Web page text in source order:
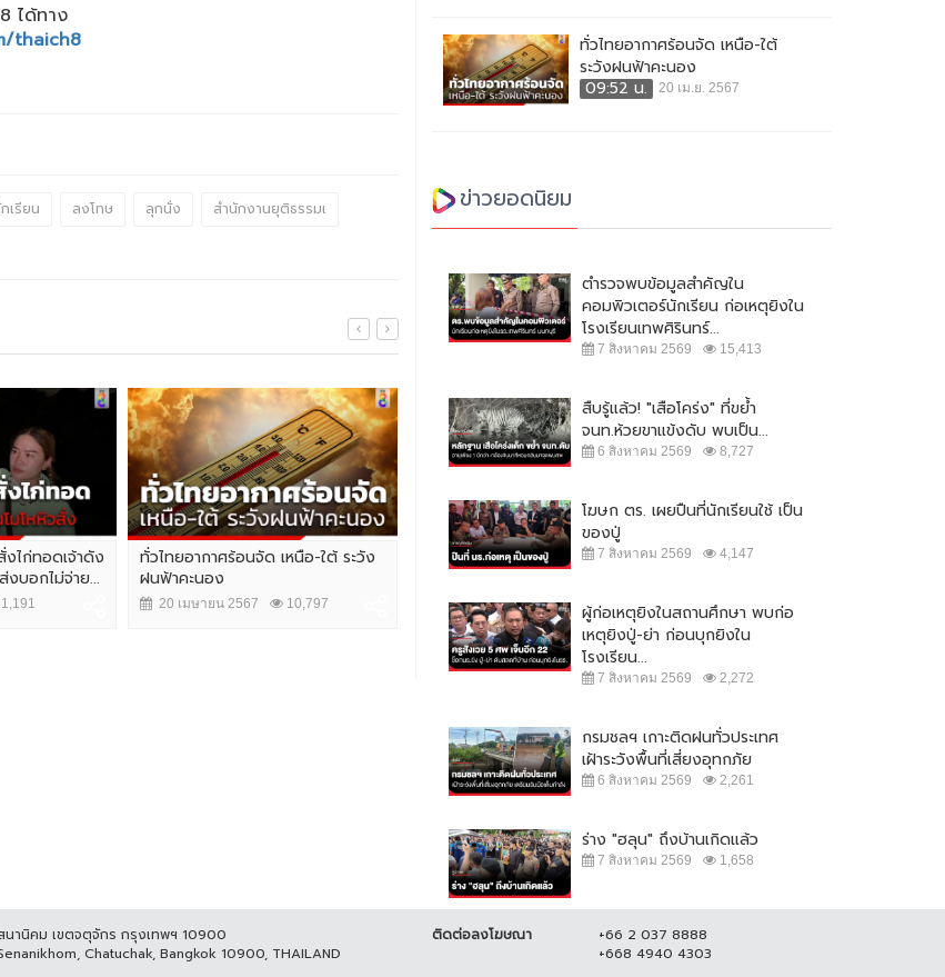
ได้ทาง
thaich8
เรียน ลงโทษ ลุกนั่ง
สำนักงานยุติธรรมเ
งไก่ทอดเจ้าดัง
บอกไม่จ่าย...
ทั่วไทยอากาศร้อนจัด เหนือ-ใต้ ระวัง
ฝนฟ้าคะนอง
20 เมษายน 2567 10,797
ดื่มด่ำส่งท้ายปีกับงาน Beer & Food
17 ธันวาคม 2566 7,954
ประชาชนร้อยละ 41.76 ชี้ ปิดผับตี 2
22 ตุลาคม 2566
ทั่วไทยอากาศร้อนจัด เหนือ-ใต้
ระวังฝนฟ้าคะนอง
09:52 น.
20 เม.ย. 2567
ข่าวยอดนิยม
ตำรวจพบข้อมูลสำคัญใน
คอมพิวเตอร์นักเรียน ก่อเหตุยิงใน
โรงเรียนเทพศิรินทร์...
7 สิงหาคม 2569 15,413
สืบรู้แล้ว! "เสือโคร่ง" ที่ขย้ำ
จนท.ห้วยขาแข้งดับ พบเป็น...
6 สิงหาคม 2569 8,727
โฆษก ตร. เผยปืนที่นักเรียนใช้ เป็น
ของปู่
7 สิงหาคม 2569 4,147
ผู้ก่อเหตุยิงในสถานศึกษา พบก่อ
เหตุยิงปู่-ย่า ก่อนบุกยิงใน
โรงเรียน...
7 สิงหาคม 2569 2,272
กรมชลฯ เกาะติดฝนทั่วประเทศ
เฝ้าระวังพื้นที่เสี่ยงอุทกภัย
6 สิงหาคม 2569 2,261
ร่าง "ฮลุน" ถึงบ้านเกิดแล้ว
7 สิงหาคม 2569 1,658
นานิคม เขตจตุจักร กรุงเทพฯ 10900
Chatuchak, Bangkok 10900, THAILAND
ติดต่อลงโฆษณา
+66 2 037 8888
+668 4940 4303